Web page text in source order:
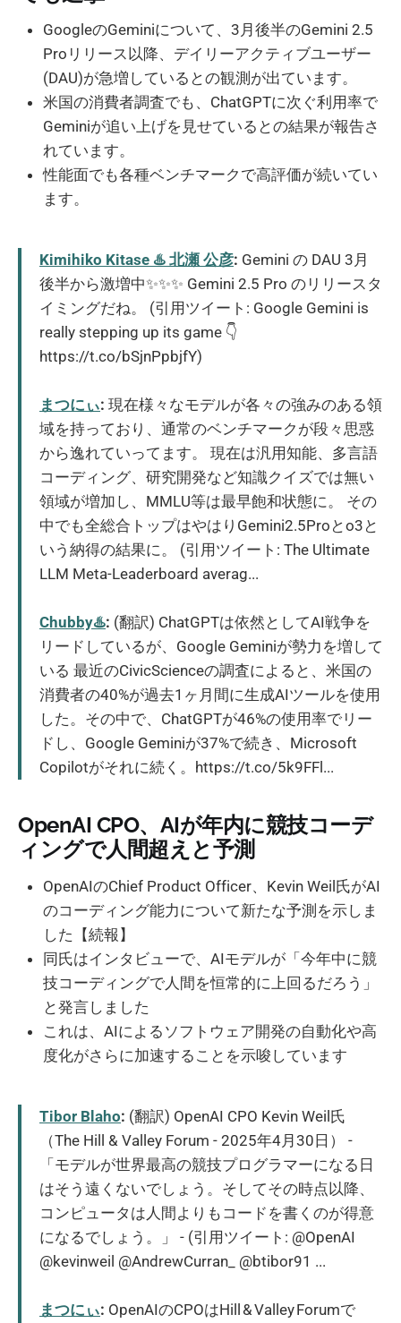
GoogleのGeminiについて、3月後半のGemini 2.5
Proリリース以降、デイリーアクティブユーザー
(DAU)が急増しているとの観測が出ています。
米国の消費者調査でも、ChatGPTに次ぐ利用率で
Geminiが追い上げを見せているとの結果が報告さ
れています。
性能面でも各種ベンチマークで高評価が続いてい
ます。
Kimihiko Kitase ♨️ 北瀬 公彦: Gemini の DAU 3月
後半から激増中✨✨✨ Gemini 2.5 Pro のリリースタ
イミングだね。 (引用ツイート: Google Gemini is
really stepping up its game 👇
https://t.co/bSjnPpbjfY)
まつにぃ: 現在様々なモデルが各々の強みのある領
域を持っており、通常のベンチマークが段々思惑
から逸れていってます。 現在は汎用知能、多言語
コーディング、研究開発など知識クイズでは無い
領域が増加し、MMLU等は最早飽和状態に。 その
中でも全総合トップはやはりGemini2.5Proとo3と
いう納得の結果に。 (引用ツイート: The Ultimate
LLM Meta-Leaderboard averag...
Chubby♨️: (翻訳) ChatGPTは依然としてAI戦争を
リードしているが、Google Geminiが勢力を増して
いる 最近のCivicScienceの調査によると、米国の
消費者の40%が過去1ヶ月間に生成AIツールを使用
した。その中で、ChatGPTが46%の使用率でリー
ドし、Google Geminiが37%で続き、Microsoft
Copilotがそれに続く。https://t.co/5k9FFl...
OpenAI CPO、AIが年内に競技コーデ
ィングで人間超えと予測
OpenAIのChief Product Officer、Kevin Weil氏がAI
のコーディング能力について新たな予測を示しま
した【続報】
同氏はインタビューで、AIモデルが「今年中に競
技コーディングで人間を恒常的に上回るだろう」
と発言しました
これは、AIによるソフトウェア開発の自動化や高
度化がさらに加速することを示唆しています
Tibor Blaho: (翻訳) OpenAI CPO Kevin Weil氏
（The Hill & Valley Forum - 2025年4月30日） -
「モデルが世界最高の競技プログラマーになる日
はそう遠くないでしょう。そしてその時点以降、
コンピュータは人間よりもコードを書くのが得意
になるでしょう。」 - (引用ツイート: @OpenAI
@kevinweil @AndrewCurran_ @btibor91 ...
まつにぃ: OpenAIのCPOはHill & Valley Forumで